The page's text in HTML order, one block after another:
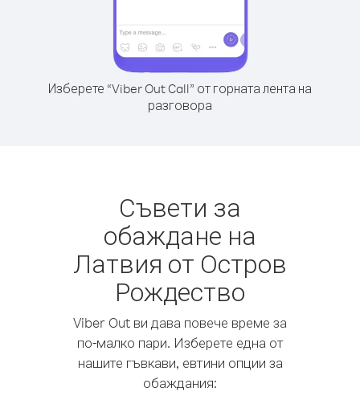
Изберете “Viber Out Call” от горната лента на
разговора
Съвети за
обаждане на
Латвия от Остров
Рождество
Viber Out ви дава повече време за
по-малко пари. Изберете една от
нашите гъвкави, евтини опции за
обаждания: